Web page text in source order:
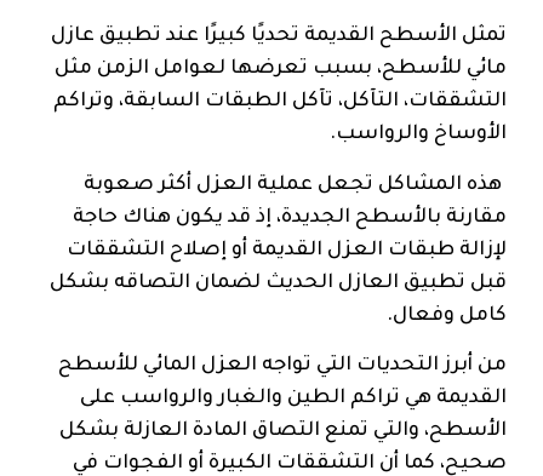
تمثل الأسطح القديمة تحديًا كبيرًا عند تطبيق عازل
مائي للأسطح، بسبب تعرضها لعوامل الزمن مثل
التشققات، التآكل، تآكل الطبقات السابقة، وتراكم
الأوساخ والرواسب.
هذه المشاكل تجعل عملية العزل أكثر صعوبة
مقارنة بالأسطح الجديدة، إذ قد يكون هناك حاجة
لإزالة طبقات العزل القديمة أو إصلاح التشققات
قبل تطبيق العازل الحديث لضمان التصاقه بشكل
كامل وفعال.
من أبرز التحديات التي تواجه العزل المائي للأسطح
القديمة هي تراكم الطين والغبار والرواسب على
الأسطح، والتي تمنع التصاق المادة العازلة بشكل
صحيح، كما أن التشققات الكبيرة أو الفجوات في